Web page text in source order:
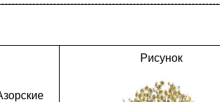
Рисунок